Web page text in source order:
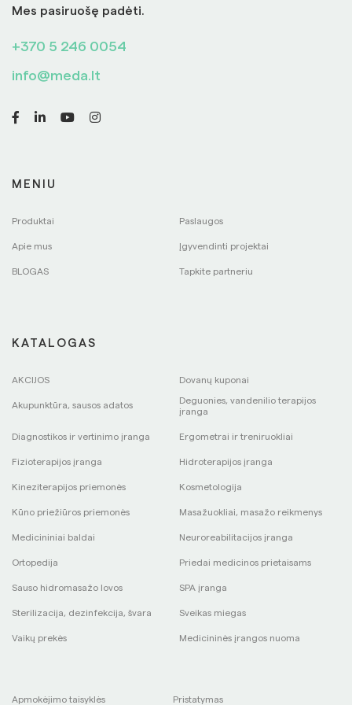
Mes pasiruošę padėti.
+370 5 246 0054
info@meda.lt
MENIU
Produktai Paslaugos
Apie mus Įgyvendinti projektai
BLOGAS Tapkite partneriu
KATALOGAS
AKCIJOS Dovanų kuponai
Akupunktūra, sausos adatos
Deguonies, vandenilio terapijos
įranga
Diagnostikos ir vertinimo įranga Ergometrai ir treniruokliai
Fizioterapijos įranga Hidroterapijos įranga
Kineziterapijos priemonės Kosmetologija
Kūno priežiūros priemonės Masažuokliai, masažo reikmenys
Medicininiai baldai Neuroreabilitacijos įranga
Ortopedija Priedai medicinos prietaisams
Sauso hidromasažo lovos SPA įranga
Sterilizacija, dezinfekcija, švara Sveikas miegas
Vaikų prekės Medicininės įrangos nuoma
Apmokėjimo taisyklės Pristatymas